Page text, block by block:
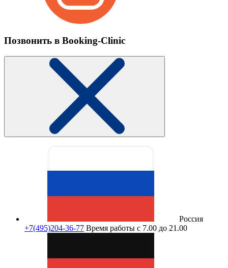
Позвонить в Booking-Clinic
Россия
+7(495)204-36-77 Время работы с 7.00 до 21.00